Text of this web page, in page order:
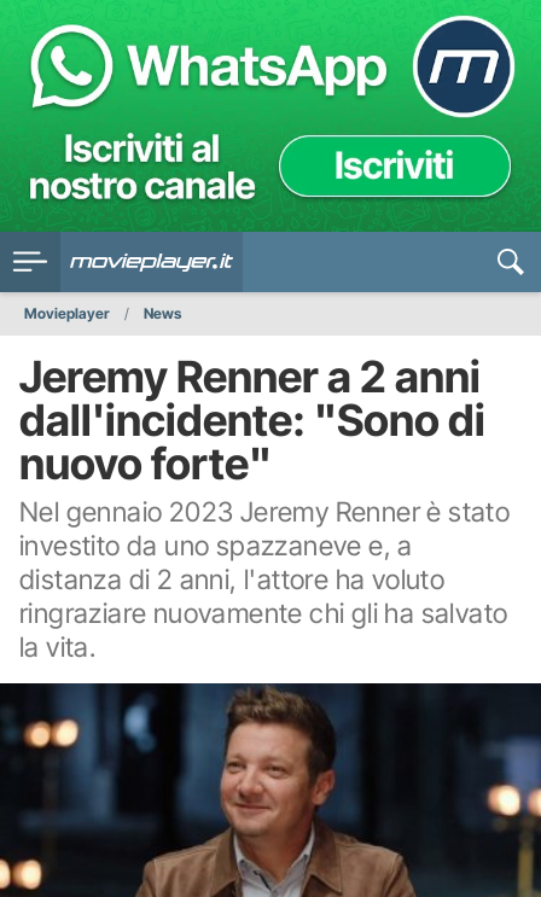
Movieplayer News
Jeremy Renner a 2 anni
dall'incidente: "Sono di
nuovo forte"
Nel gennaio 2023 Jeremy Renner è stato
investito da uno spazzaneve e, a
distanza di 2 anni, l'attore ha voluto
ringraziare nuovamente chi gli ha salvato
la vita.